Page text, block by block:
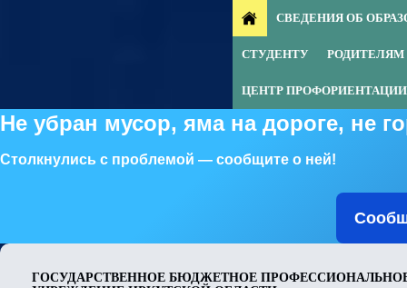
Не убран мусор, яма на дороге, не
Столкнулись с проблемой — сообщите о ней!
СВЕДЕНИЯ ОБ
СТУДЕНТУ РОДИТЕЛЯМ
ЦЕНТР ПРОФОРИЕНТАЦИИ
ГОСУДАРСТВЕННОЕ БЮДЖЕТНОЕ ПРОФЕССИОНАЛЬНОЕ